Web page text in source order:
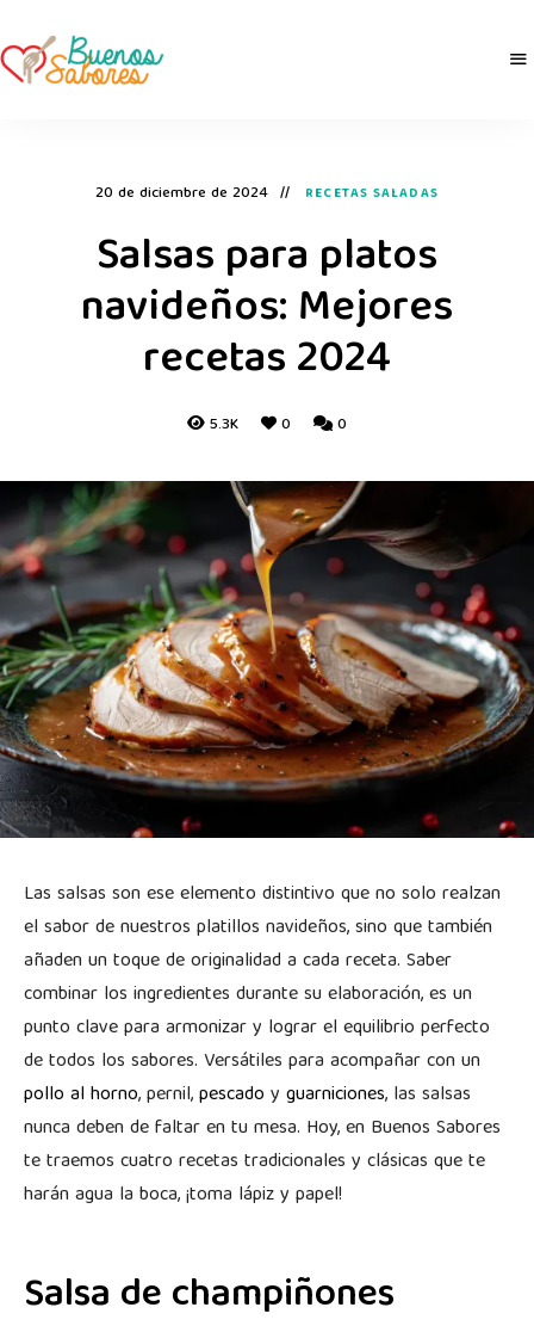
20 de diciembre de 2024 RECETAS SALADAS
Salsas para platos
navideños: Mejores
recetas 2024
5.3K 0 0
Las salsas son ese elemento distintivo que no solo realzan
el sabor de nuestros platillos navideños, sino que también
añaden un toque de originalidad a cada receta. Saber
combinar los ingredientes durante su elaboración, es un
punto clave para armonizar y lograr el equilibrio perfecto
de todos los sabores. Versátiles para acompañar con un
pollo al horno, pernil,pescado y guarniciones, las salsas
nunca deben de faltar en tu mesa. Hoy, en Buenos Sabores
te traemos cuatro recetas tradicionales y clásicas que te
harán agua la boca, ¡toma lápiz y papel!
Salsa de champiñones